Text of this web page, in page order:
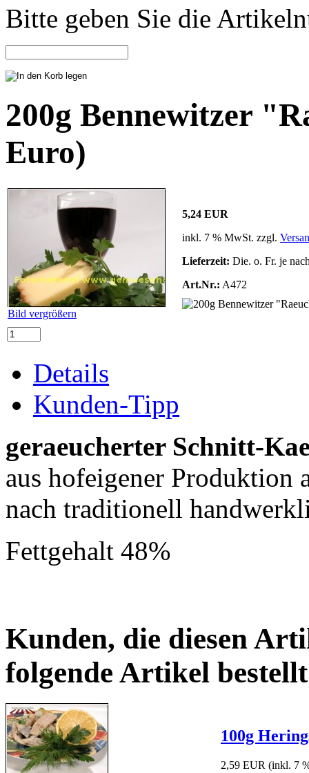
Bitte geben Sie die
200g Bennewitzer
Euro)
Bild vergrößern
5,24 EUR
inkl. 7 % MwSt. zzgl.
Lieferzeit: Die. o. Fr. je
Art.Nr.: A472
Details
Kunden-Tipp
geraeucherter Schnitt-
aus hofeigener Produktion
nach traditionell
Fettgehalt 48%
Kunden, die diesen
folgende Artikel
100g
2,59 EUR (inkl. 7